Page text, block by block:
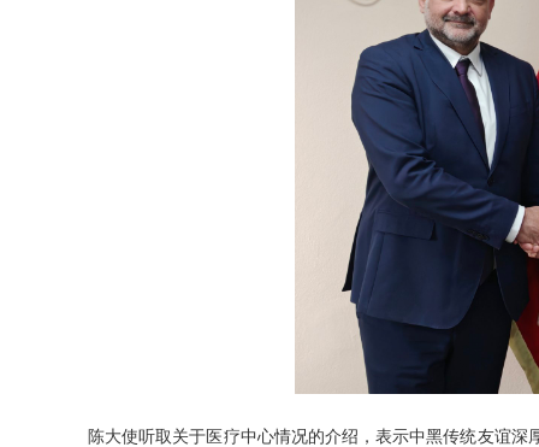
陈大使听取关于医疗中心情况的介绍，表示中黑传统友谊